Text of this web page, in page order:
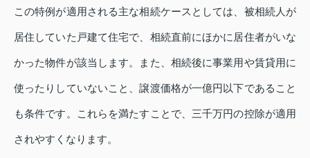
この特例が適用される主な相続ケースとしては、被相続人が
居住していた戸建て住宅で、相続直前にほかに居住者がいな
かった物件が該当します。また、相続後に事業用や賃貸用に
使ったりしていないこと、譲渡価格が一億円以下であること
も条件です。これらを満たすことで、三千万円の控除が適用
されやすくなります。